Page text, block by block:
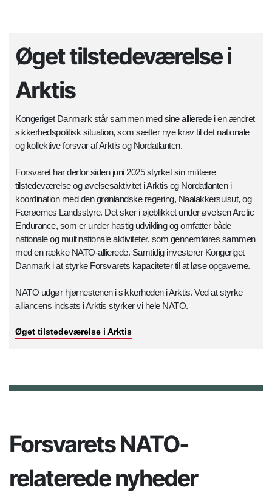
Øget tilstedeværelse i
Arktis
Kongeriget Danmark står sammen med sine allierede i en ændret
sikkerhedspolitisk situation, som sætter nye krav til det nationale
og kollektive forsvar af Arktis og Nordatlanten.
Forsvaret har derfor siden juni 2025 styrket sin militære
tilstedeværelse og øvelsesaktivitet i Arktis og Nordatlanten i
koordination med den grønlandske regering, Naalakkersuisut, og
Færøernes Landsstyre. Det sker i øjeblikket under øvelsen Arctic
Endurance, som er under hastig udvikling og omfatter både
nationale og multinationale aktiviteter, som gennemføres sammen
med en række NATO-allierede. Samtidig investerer Kongeriget
Danmark i at styrke Forsvarets kapaciteter til at løse opgaverne.
NATO udgør hjørnestenen i sikkerheden i Arktis. Ved at styrke
alliancens indsats i Arktis styrker vi hele NATO.
Øget tilstedeværelse i Arktis
Forsvarets NATO-
relaterede nyheder